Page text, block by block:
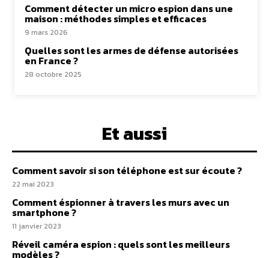
Comment détecter un micro espion dans une
maison : méthodes simples et efficaces
9 mars 2026
Quelles sont les armes de défense autorisées
en France ?
28 octobre 2025
Et aussi
Comment savoir si son téléphone est sur écoute ?
22 mai 2023
Comment éspionner à travers les murs avec un
smartphone ?
11 janvier 2023
Réveil caméra espion : quels sont les meilleurs
modèles ?